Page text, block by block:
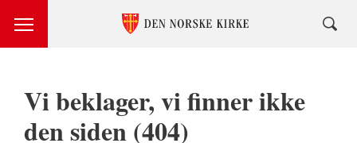
Vi beklager, vi finner ikke
den siden (404)